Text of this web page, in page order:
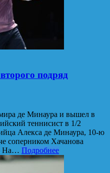
подряд
де Минаура и вышел в
теннисист в 1/2
Алекса де Минаура, 10-ю
соперником Хачанова
На… Подробнее